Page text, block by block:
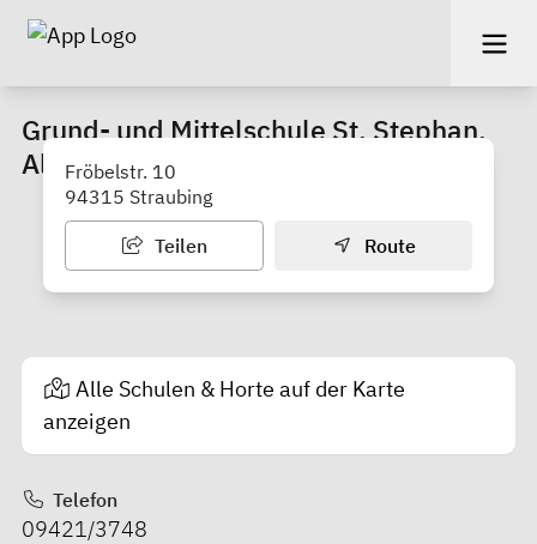
Grund- und Mittelschule St. Stephan,
AlburgFröbelstr. 10
94315 Straubing
Teilen Route
Alle Schulen & Horte auf der Karte
anzeigen
Telefon
09421/3748